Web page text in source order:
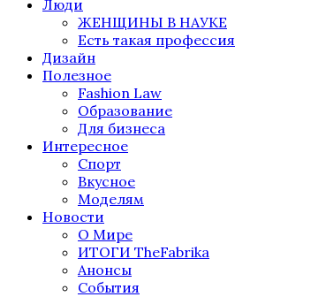
Люди
ЖЕНЩИНЫ В НАУКЕ
Есть такая профессия
Дизайн
Полезное
Fashion Law
Образование
Для бизнеса
Интересное
Спорт
Вкусное
Моделям
Новости
О Мире
ИТОГИ TheFabrika
Анонсы
События